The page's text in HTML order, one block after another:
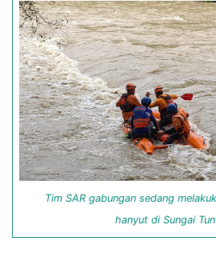
Tim SAR gabungan sedang
hanyut di Sungai